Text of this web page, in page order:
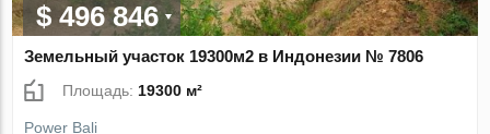
$ 496 846
Земельный участок 19300м2 в Индонезии № 7806
Площадь: 19300 м²
Power Bali